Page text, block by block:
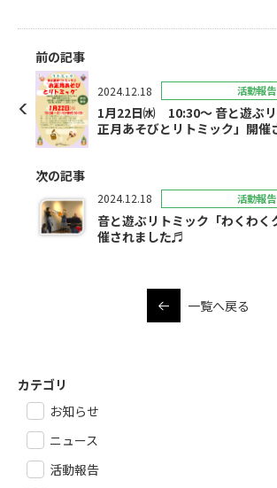
前の記事
2024.12.18 活動報告
1月22日㈬ 10:30～ 音と遊ぶ
正月あそびとリトミック」開催
次の記事
2024.12.18 活動報告
音と遊ぶリトミック「わくわく
催されました♬
一覧へ戻る
カテゴリ
お知らせ
ニュース
活動報告